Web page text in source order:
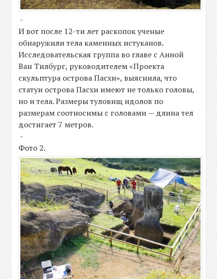
-
И вот после 12-ти лет раскопок ученые
обнаружили тела каменных истуканов.
Исследовательская группа во главе с Анной
Ван Тилбург, руководителем «Проекта
скульптура острова Пасхи», выяснила, что
статуи острова Пасхи имеют не только головы,
но и тела. Размеры туловищ идолов по
размерам соотносимы с головами — длина тел
достигает 7 метров.
-
Фото 2.